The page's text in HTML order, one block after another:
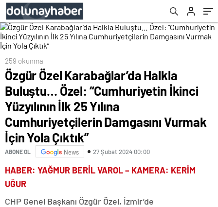
Yılına Cumhuriyetçilerin Damgasını Vurmak
İçin Yola Çıktık”
259 okunma
Özgür Özel Karabağlar’da Halkla
Buluştu… Özel: “Cumhuriyetin İkinci
Yüzyılının İlk 25 Yılına
Cumhuriyetçilerin Damgasını Vurmak
İçin Yola Çıktık”
ABONE OL News 27 Şubat 2024 00:00
HABER: YAĞMUR BERİL VAROL – KAMERA: KERİM
UĞUR
CHP Genel Başkanı Özgür Özel, İzmir’de